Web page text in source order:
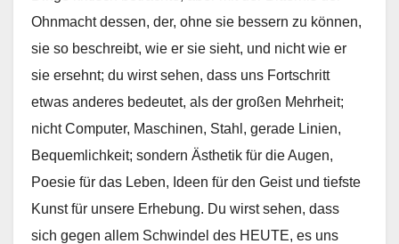
Ohnmacht dessen, der, ohne sie bessern zu können,
sie so beschreibt, wie er sie sieht, und nicht wie er
sie ersehnt; du wirst sehen, dass uns Fortschritt
etwas anderes bedeutet, als der großen Mehrheit;
nicht Computer, Maschinen, Stahl, gerade Linien,
Bequemlichkeit; sondern Ästhetik für die Augen,
Poesie für das Leben, Ideen für den Geist und tiefste
Kunst für unsere Erhebung. Du wirst sehen, dass
sich gegen allem Schwindel des HEUTE, es uns